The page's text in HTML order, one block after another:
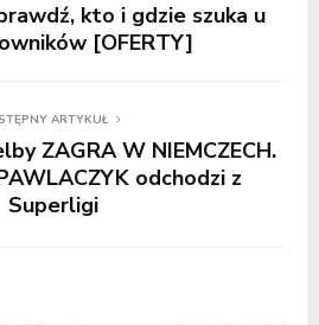
kto i gdzie szuka u
[OFERTY]
ARTYKUŁ
ZAGRA W NIEMCZECH.
odchodzi z
Superligi